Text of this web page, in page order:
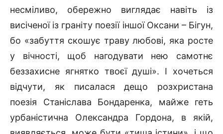
несміливо, обережно виглядає навіть із
висіченої із граніту поезії іншої Оксани – Бігун,
бо «забуття скошує траву любові, яка росте
у вічності, щоб нагодувати нею самотнє
беззахисне ягнятко твоєї душі». І хочеться
відчути, як писалася дещо розхристана
поезія Станіслава Бондаренка, майже геть
урбаністична Олександра Гордона, в якій,